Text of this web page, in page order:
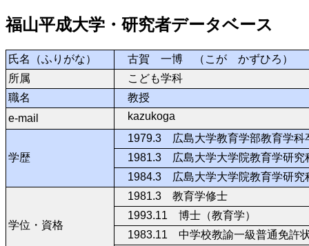
福山平成大学・研究者データベース
氏名（ふりがな）
古賀 一博 （こが かずひろ）
所属
こども学科
職名
教授
e-mail
kazukoga
学歴
1979.3 広島大学教育学部教育学科
1981.3 広島大学大学院教育学研究
1984.3 広島大学大学院教育学研究
学位・資格
1981.3 教育学修士
1993.11 博士（教育学）
1983.11 中学校教諭一級普通免許